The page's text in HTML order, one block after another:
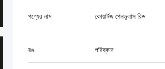
পণ্যের নাম কোয়ার্টজ পেনডুলাস রিড
রঙ পরিষ্কার